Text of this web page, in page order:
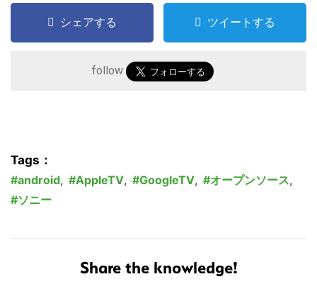
シェアする ツイートする
follow
Tags：
android, AppleTV, GoogleTV, オープンソース,
ソニー
Share the knowledge!